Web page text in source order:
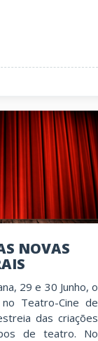
29 e 30 Junho, o
Teatro-Cine de
das criações
de teatro. No